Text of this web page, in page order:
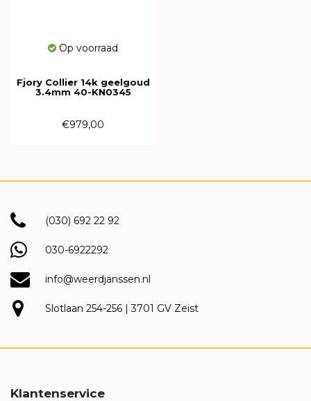
Op voorraad
Fjory Collier 14k geelgoud
3.4mm 40-KN0345
€979,00
(030) 692 22 92
030-6922292
info@weerdjanssen.nl
Slotlaan 254-256 | 3701 GV Zeist
Klantenservice